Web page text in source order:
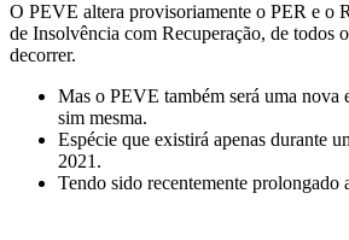
O PEVE altera provisoriamente o PER e o
de Insolvência com Recuperação, de todos
decorrer.
Mas o PEVE também será uma nova
sim mesma.
Espécie que existirá apenas durante
2021.
Tendo sido recentemente prolongado